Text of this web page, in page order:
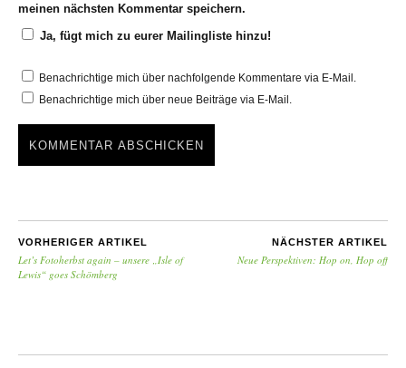
meinen nächsten Kommentar speichern.
Ja, fügt mich zu eurer Mailingliste hinzu!
Benachrichtige mich über nachfolgende Kommentare via E-Mail.
Benachrichtige mich über neue Beiträge via E-Mail.
VORHERIGER ARTIKEL
Let’s Fotoherbst again – unsere „Isle of
Lewis“ goes Schömberg
NÄCHSTER ARTIKEL
Neue Perspektiven: Hop on, Hop off